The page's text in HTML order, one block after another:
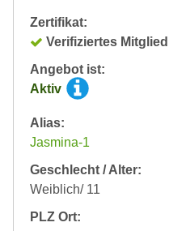
Zertifikat:
Verifiziertes Mitglied
Angebot ist:
Aktiv
Alias:
Jasmina-1
Geschlecht / Alter:
Weiblich/ 11
PLZ Ort: